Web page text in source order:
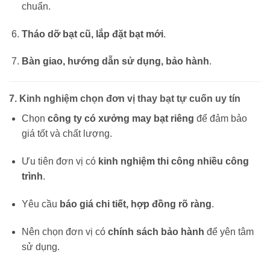
chuẩn.
Tháo dỡ bạt cũ, lắp đặt bạt mới.
Bàn giao, hướng dẫn sử dụng, bảo hành.
7. Kinh nghiệm chọn đơn vị thay bạt tự cuốn uy tín
Chọn công ty có xưởng may bạt riêng để đảm bảo
giá tốt và chất lượng.
Ưu tiên đơn vị có kinh nghiệm thi công nhiều công
trình.
Yêu cầu báo giá chi tiết, hợp đồng rõ ràng.
Nên chọn đơn vị có chính sách bảo hành để yên tâm
sử dụng.